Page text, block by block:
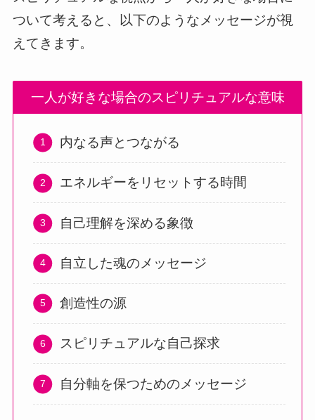
ついて考えると、以下のようなメッセージが視
えてきます。
一人が好きな場合のスピリチュアルな意味
内なる声とつながる
エネルギーをリセットする時間
自己理解を深める象徴
自立した魂のメッセージ
創造性の源
スピリチュアルな自己探求
自分軸を保つためのメッセージ